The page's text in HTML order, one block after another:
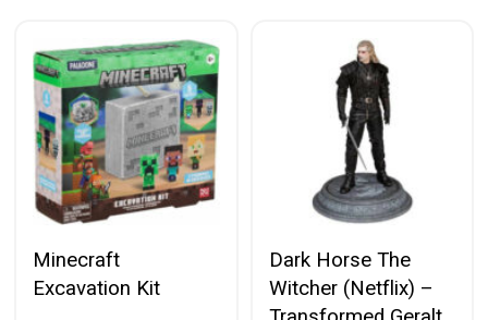
Minecraft
Excavation Kit
Dark Horse The
Witcher (Netflix) –